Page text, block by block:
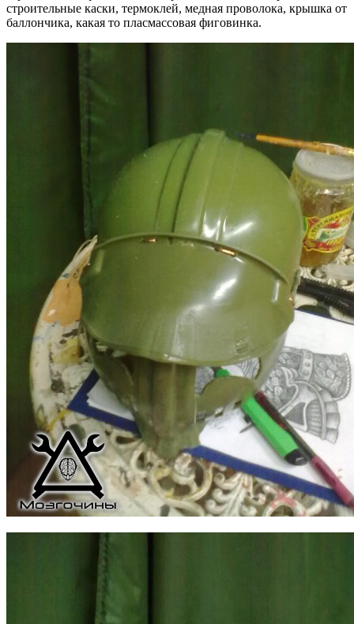
строительные каски, термоклей, медная проволока, крышка от
баллончика, какая то пласмассовая фиговинка.